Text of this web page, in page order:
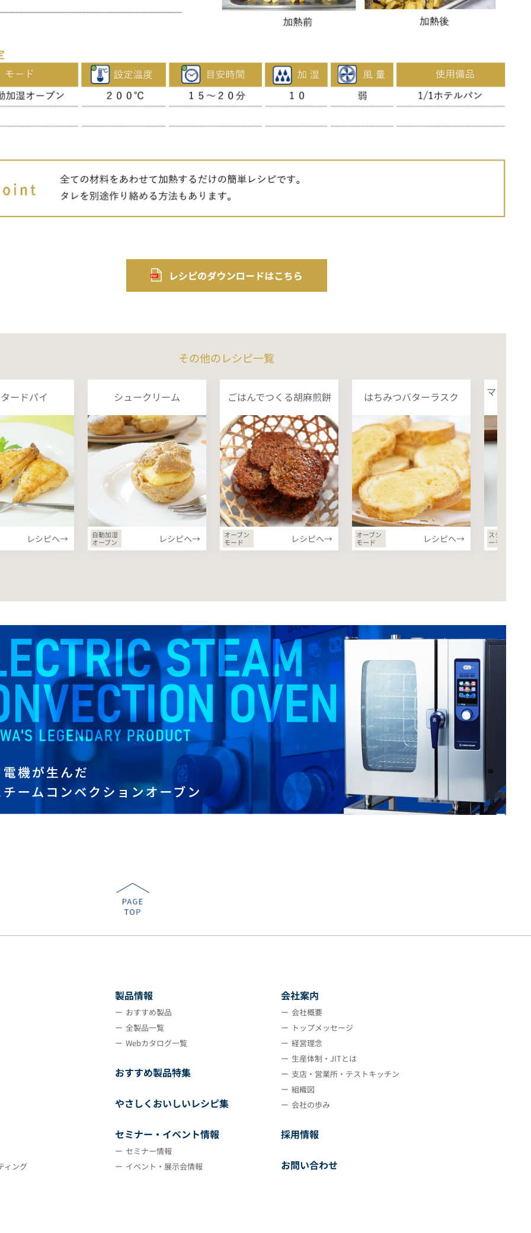
その他のレシピ一覧
ードパイ
レシピへ→
シュークリーム
自動加湿
オーブン
レシピへ→
ごはんでつくる胡麻煎餅
オーブン
モード
レシピへ→
はちみつバターラスク
オーブン
モード
レシピへ→
マシュマ
スチーマ
ーモード
ィング
製品情報
おすすめ製品
全製品一覧
Webカタログ一覧
おすすめ製品特集
やさしくおいしいレシピ集
セミナー・イベント情報
セミナー情報
イベント・展示会情報
会社案内
会社概要
トップメッセージ
経営理念
生産体制・JITとは
支店・営業所・テストキッチン
組織図
会社の歩み
採用情報
お問い合わせ